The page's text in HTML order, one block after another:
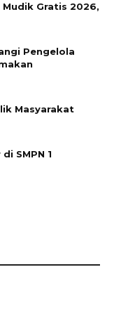
Gratis 2026,
Pengelola
Masyarakat
SMPN 1